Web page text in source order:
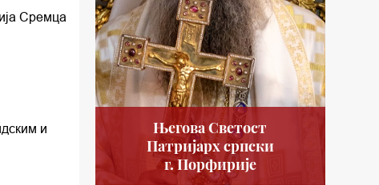
Сремца
и
Његова Светост
Патријарх српски
г. Порфирије